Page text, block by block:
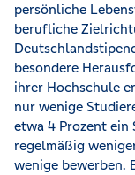
persönliche
berufliche
besondere
ihrer Hochschule
nur wenige
etwa 4 Prozent ein
regelmäßig
wenige bewerben.